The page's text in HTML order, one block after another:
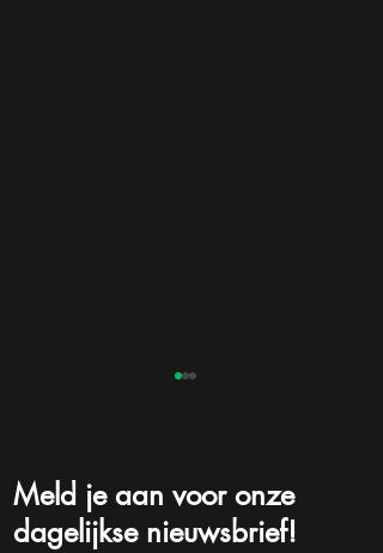
Meld je aan voor onze
dagelijkse nieuwsbrief!